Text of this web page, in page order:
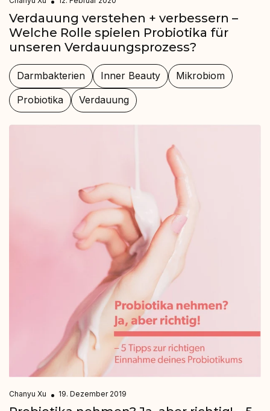
Verdauung verstehen + verbessern –
Welche Rolle spielen Probiotika für
unseren Verdauungsprozess?
Darmbakterien Inner Beauty
Mikrobiom
Probiotika
Verdauung
Chanyu Xu 19. Dezember 2019